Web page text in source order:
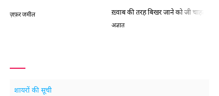
ज़फ़र जमील ख़्वाब की तरह बिखर जाने को जी चाहता है
अज्ञात
शायरों की सूची